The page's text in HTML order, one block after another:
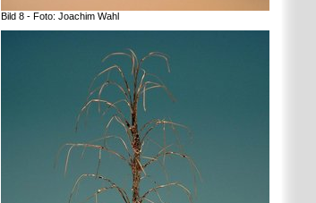
Bild 8 - Foto: Joachim Wahl